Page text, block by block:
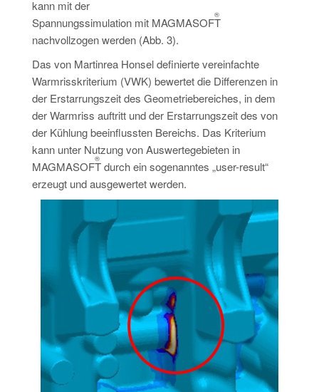
kann mit der
Spannungssimulation mit MAGMASOFT
®
nachvollzogen werden (Abb. 3).
Das von Martinrea Honsel definierte vereinfachte
Warmrisskriterium (VWK) bewertet die Differenzen in
der Erstarrungszeit des Geometriebereiches, in dem
der Warmriss auftritt und der Erstarrungszeit des von
der Kühlung beeinflussten Bereichs. Das Kriterium
kann unter Nutzung von Auswertegebieten in
MAGMASOFT
®
durch ein sogenanntes „user-result“
erzeugt und ausgewertet werden.